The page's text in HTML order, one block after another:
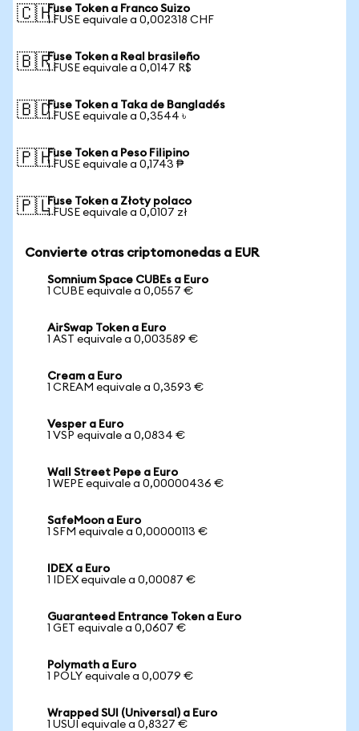
🇨🇭Fuse Token a Franco Suizo
1 FUSE equivale a 0,002318 CHF
🇧🇷Fuse Token a Real brasileño
1 FUSE equivale a 0,0147 R$
🇧🇩Fuse Token a Taka de Bangladés
1 FUSE equivale a 0,3544 ৳
🇵🇭Fuse Token a Peso Filipino
1 FUSE equivale a 0,1743 ₱
🇵🇱Fuse Token a Złoty polaco
1 FUSE equivale a 0,0107 zł
Convierte otras criptomonedas a EUR
Somnium Space CUBEs a Euro
1 CUBE equivale a 0,0557 €
AirSwap Token a Euro
1 AST equivale a 0,003589 €
Cream a Euro
1 CREAM equivale a 0,3593 €
Vesper a Euro
1 VSP equivale a 0,0834 €
Wall Street Pepe a Euro
1 WEPE equivale a 0,00000436 €
SafeMoon a Euro
1 SFM equivale a 0,00000113 €
IDEX a Euro
1 IDEX equivale a 0,00087 €
Guaranteed Entrance Token a Euro
1 GET equivale a 0,0607 €
Polymath a Euro
1 POLY equivale a 0,0079 €
Wrapped SUI (Universal) a Euro
1 USUI equivale a 0,8327 €